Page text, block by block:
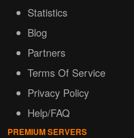
Statistics
Blog
Partners
Terms Of Service
Privacy Policy
Help/FAQ
PREMIUM SERVERS